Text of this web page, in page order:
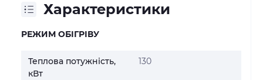
Характеристики
РЕЖИМ ОБІГРІВУ
Теплова потужність,
кВт
130